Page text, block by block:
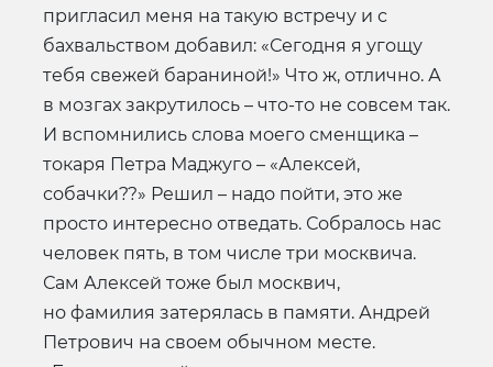
пригласил меня на такую встречу и с
бахвальством добавил: «Сегодня я угощу
тебя свежей бараниной!» Что ж, отлично. А
в мозгах закрутилось – что-то не совсем так.
И вспомнились слова моего сменщика –
токаря Петра Маджуго – «Алексей,
собачки??» Решил – надо пойти, это же
просто интересно отведать. Собралось нас
человек пять, в том числе три москвича.
Сам Алексей тоже был москвич,
но фамилия затерялась в памяти. Андрей
Петрович на своем обычном месте.